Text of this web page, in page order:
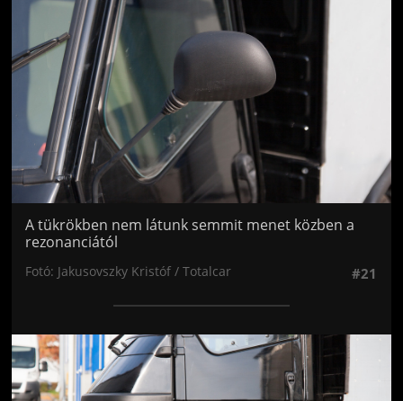
A tükrökben nem látunk semmit menet közben a
rezonanciától
Fotó: Jakusovszky Kristóf / Totalcar #21
Jön még kép!